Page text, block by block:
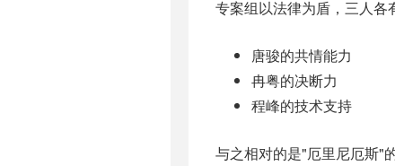
专案组以法律为盾，三人各
唐骏的共情能力
冉粤的决断力
程峰的技术支持
与之相对的是"厄里尼厄斯"